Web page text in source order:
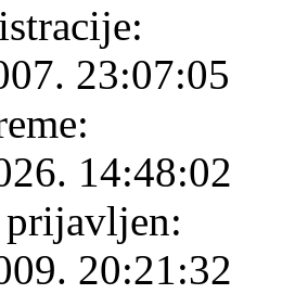
23:07:05
14:48:02
20:21:32